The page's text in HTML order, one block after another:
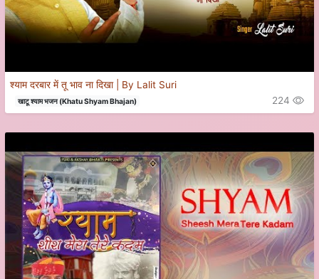
श्याम दरबार में तू भाव ना दिखा | By Lalit Suri
खाटू श्याम भजन (Khatu Shyam Bhajan) 224